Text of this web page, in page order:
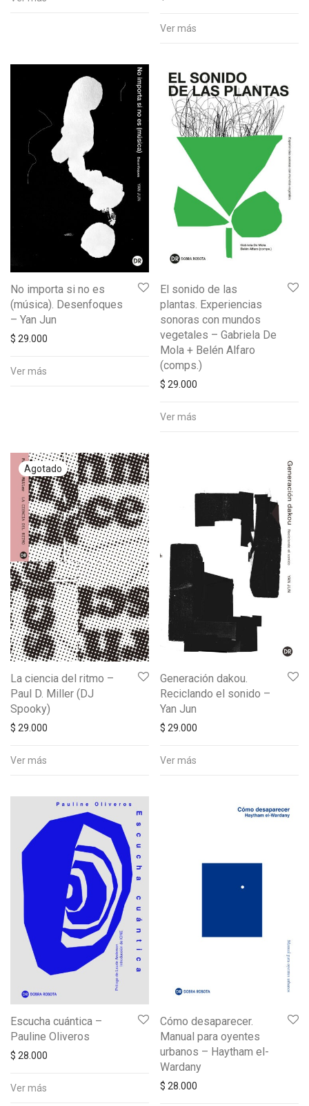
Ver más
No importa si no es
(música). Desenfoques
– Yan Jun
$ 29.000
Ver más
El sonido de las
plantas. Experiencias
sonoras con mundos
vegetales – Gabriela De
Mola + Belén Alfaro
(comps.)
$ 29.000
Ver más
La ciencia del ritmo –
Paul D. Miller (DJ
Spooky)
$ 29.000
Ver más
Generación dakou.
Reciclando el sonido –
Yan Jun
$ 29.000
Ver más
Escucha cuántica –
Pauline Oliveros
$ 28.000
Ver más
Cómo desaparecer.
Manual para oyentes
urbanos – Haytham el-
Wardany
$ 28.000